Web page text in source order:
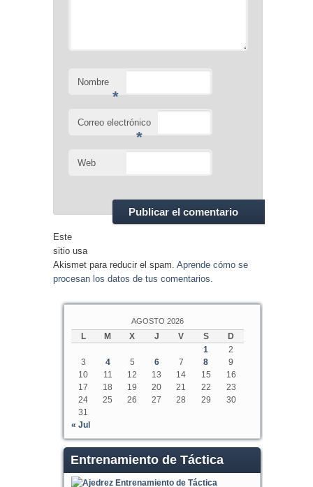
Nombre
*
Correo electrónico
*
Web
Este
sitio usa
Akismet para reducir el spam. Aprende cómo se
procesan los datos de tus comentarios.
AGOSTO 2026
L M X J V S
D
1
2
3
4 5 6 7 8
9
10
11 12 13 14 15
16
17
18 19 20 21 22
23
24
25 26 27 28 29
30
31
« Jul
Entrenamiento de Táctica